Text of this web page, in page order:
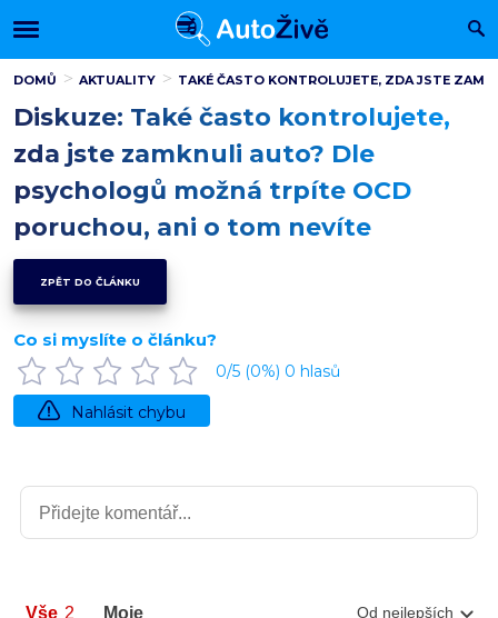
DOMŮ AKTUALITY TAKÉ ČASTO KONTROLUJETE, ZDA JSTE
Diskuze: Také často kontrolujete,
zda jste zamknuli auto? Dle
psychologů možná trpíte OCD
poruchou, ani o tom nevíte
ZPĚT DO ČLÁNKU
Co si myslíte o článku?
0/5 (0%) 0 hlasů
Nahlásit chybu